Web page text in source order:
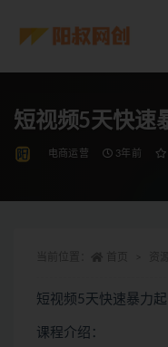
短视频5天快速
电商运营 3年前
短视频5天快速暴力
课程介绍：